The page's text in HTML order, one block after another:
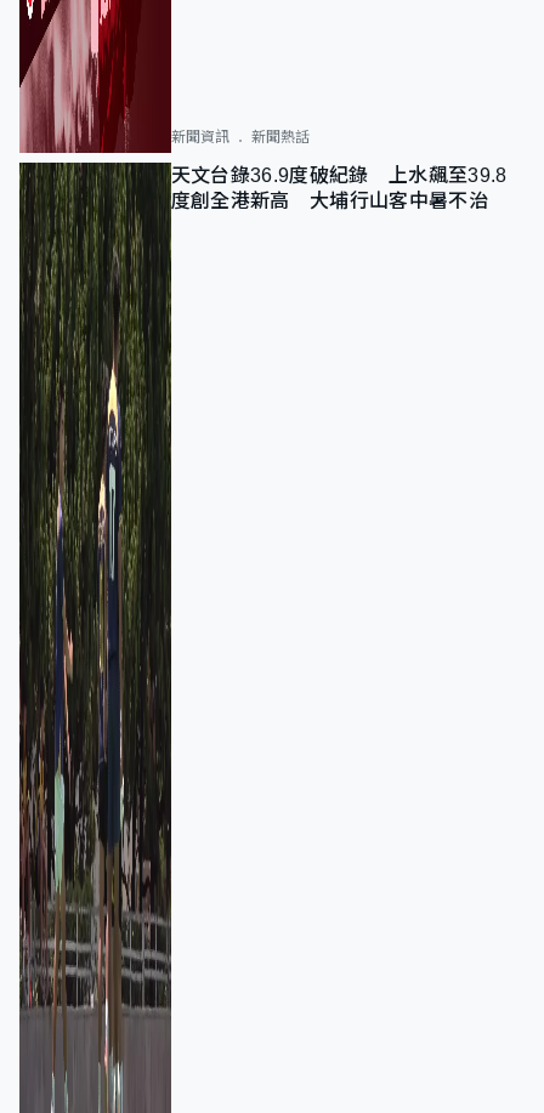
新聞資訊 新聞熱話
天文台錄36.9度破紀錄 上水飆至39.8
度創全港新高 大埔行山客中暑不治